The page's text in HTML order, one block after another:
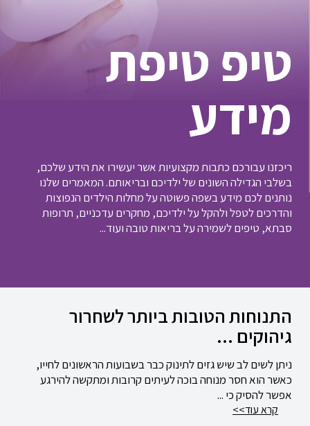
טיפ טיפת
מידע
ריכזנו עבורכם כתבות מקצועיות אשר יעשירו את הידע שלכם,
בשלבי הגדילה השונים של ילדיכם ובריאותם. המאמרים שלנו
נותנים לכם מידע בשפה פשוטה על מחלות הילדים הנפוצות
והדרכים לטפל ולהקל על ילדיכם, מחקרים עדכניים, תרופות
סבתא, טיפים לשמירה על בריאות טובה ועוד...
התנוחות הטובות ביותר לשחרור
גיהוקים ...
ניתן לשים לב שיש גזים לתינוק כבר בשבועות הראשונים לחייו,
כאשר הוא חסר מנוחה בוכה לעיתים קרובות ומתקשה להירגע
אפשר להסיק כי ...
קרא עוד>>